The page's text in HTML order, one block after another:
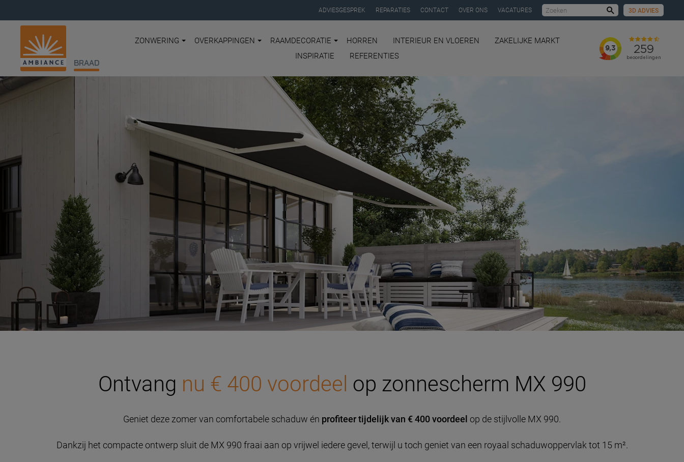
ADVIESGESPREK REPARATIES CONTACT OVER ONS VACATURES Zoeken3D ADVIES
BRAAD
ZONWERING OVERKAPPINGEN RAAMDECORATIE HORREN INTERIEUR EN VLOEREN
ZAKELIJKE MARKT
INSPIRATIE
REFERENTIES
Ontvang nu € 400 voordeel op zonnescherm MX 990
Geniet deze zomer van comfortabele schaduw én profiteer tijdelijk van € 400 voordeel op de stijlvolle MX 990.
Dankzij het compacte ontwerp sluit de MX 990 fraai aan op vrijwel iedere gevel, terwijl u toch geniet van een royaal schaduwoppervlak tot 15 m².